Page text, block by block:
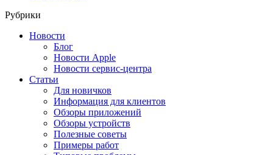
Рубрики
Новости
Блог
Новости Apple
Новости сервис-центра
Статьи
Для новичков
Информация для клиентов
Обзоры приложений
Обзоры устройств
Полезные советы
Примеры работ